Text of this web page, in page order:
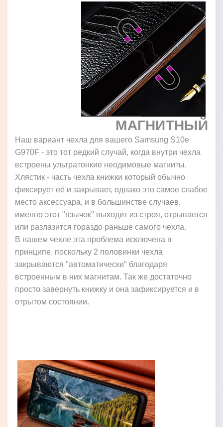
МАГНИТНЫЙ
Наш вариант чехла для вашего Samsung S10e
G970F - это тот редкий случай, когда внутри чехла
встроены ультратонкие неодимовые магниты.
Хлястик - часть чехла книжки который обычно
фиксирует её и закрывает, однако это самое слабое
место аксессуара, и в большинстве случаев,
именно этот "язычок" выходит из строя, отрывается
или разлазится гораздо раньше самого чехла.
В нашем чехле эта проблема исключена в
принципе, поскольку 2 половинки чехла
закрываются "автоматически" благодаря
встроенным в них магнитам. Так же достаточно
просто завернуть книжку и она зафиксируется и в
отрытом состоянии.